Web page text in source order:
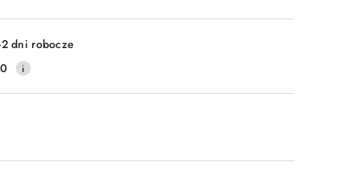
2 dni robocze